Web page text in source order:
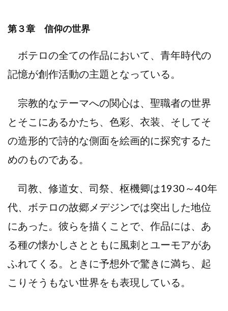
第３章 信仰の世界
ボテロの全ての作品において、青年時代の
記憶が創作活動の主題となっている。
宗教的なテーマへの関心は、聖職者の世界
とそこにあるかたち、色彩、衣装、そしてそ
の造形的で詩的な側面を絵画的に探究するた
めのものである。
司教、修道女、司祭、枢機卿は1930～40年
代、ボテロの故郷メデジンでは突出した地位
にあった。彼らを描くことで、作品には、あ
る種の懐かしさとともに風刺とユーモアがあ
ふれてくる。ときに予想外で驚きに満ち、起
こりそうもない世界をも表現している。